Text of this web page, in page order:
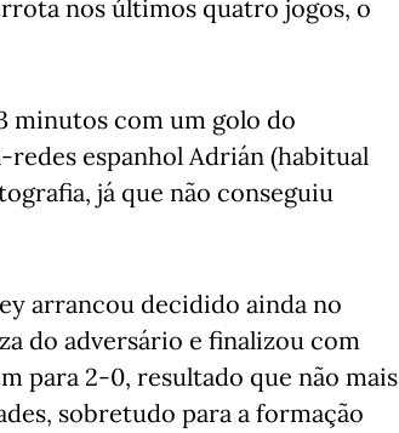
nos últimos quatro jogos, o
minutos com um golo do
espanhol Adrián (habitual
já que não conseguiu
arrancou decidido ainda no
do adversário e finalizou com
para 2-0, resultado que não mais
sobretudo para a formação